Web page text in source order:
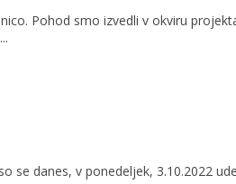
Pohod smo izvedli v okviru
se danes, v ponedeljek, 3.10.2022